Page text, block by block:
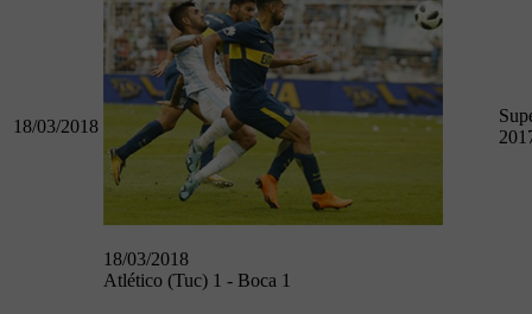
18/03/2018
18/03/2018
Atlético (Tuc) 1 - Boca 1